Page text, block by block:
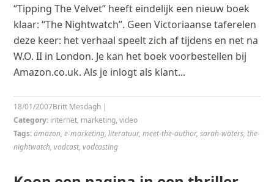
“Tipping The Velvet” heeft eindelijk een nieuw boek
klaar: “The Nightwatch”. Geen Victoriaanse taferelen
deze keer: het verhaal speelt zich af tijdens en net na
W.O. II in London. Je kan het boek voorbestellen bij
Amazon.co.uk. Als je inlogt als klant...
Britt Mesdagh |
18/01/2007
Category: internet, marketing,video
Tags:amazon,e-marketing,literatuur,meet-the-author,sarah-waters,the-
nightwatch,vodcast,vodcasting